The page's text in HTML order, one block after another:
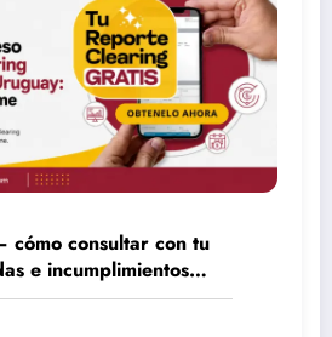
cómo consultar con tu
e incumplimientos